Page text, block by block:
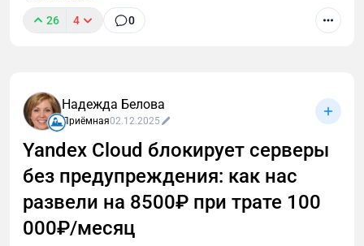
Мне в поддержку недавно написали, что я
обсчитался и вместо 2 часов расшифровал только
120 минут. Причем уже не первая такая претензия.
Я решил разобраться, откуда ноги растут 🦶
26 4 0
Надежда Белова
Приёмная02.12.2025
Yandex Cloud блокирует серверы
без предупреждения: как нас
развели на 8500₽ при трате 100
000₽/месяц